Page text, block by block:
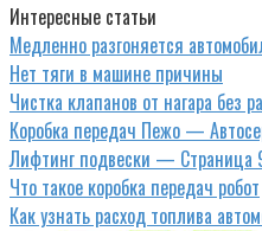
Интересные статьи
Медленно разгоняется
Нет тяги в машине причины
Чистка клапанов от нагара без
Коробка передач Пежо —
Лифтинг подвески —
Что такое коробка передач робот
Как узнать расход топлива